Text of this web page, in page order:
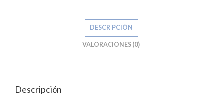
DESCRIPCIÓN
VALORACIONES (0)
Descripción